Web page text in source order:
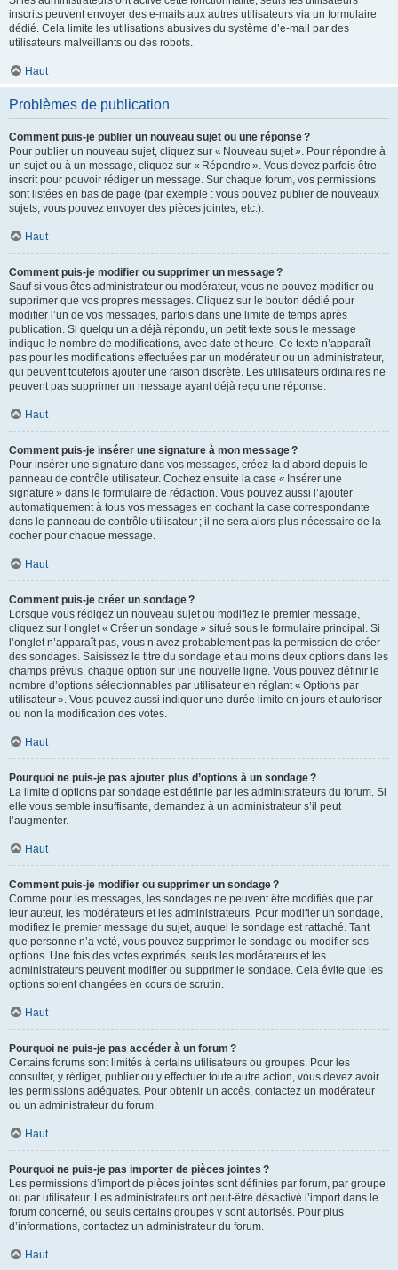
inscrits peuvent envoyer des e-mails aux autres utilisateurs via un formulaire
dédié. Cela limite les utilisations abusives du système d’e-mail par des
utilisateurs malveillants ou des robots.
Haut
Problèmes de publication
Comment puis-je publier un nouveau sujet ou une réponse ?
Pour publier un nouveau sujet, cliquez sur « Nouveau sujet ». Pour répondre à
un sujet ou à un message, cliquez sur « Répondre ». Vous devez parfois être
inscrit pour pouvoir rédiger un message. Sur chaque forum, vos permissions
sont listées en bas de page (par exemple : vous pouvez publier de nouveaux
sujets, vous pouvez envoyer des pièces jointes, etc.).
Haut
Comment puis-je modifier ou supprimer un message ?
Sauf si vous êtes administrateur ou modérateur, vous ne pouvez modifier ou
supprimer que vos propres messages. Cliquez sur le bouton dédié pour
modifier l’un de vos messages, parfois dans une limite de temps après
publication. Si quelqu’un a déjà répondu, un petit texte sous le message
indique le nombre de modifications, avec date et heure. Ce texte n’apparaît
pas pour les modifications effectuées par un modérateur ou un administrateur,
qui peuvent toutefois ajouter une raison discrète. Les utilisateurs ordinaires ne
peuvent pas supprimer un message ayant déjà reçu une réponse.
Haut
Comment puis-je insérer une signature à mon message ?
Pour insérer une signature dans vos messages, créez-la d’abord depuis le
panneau de contrôle utilisateur. Cochez ensuite la case « Insérer une
signature » dans le formulaire de rédaction. Vous pouvez aussi l’ajouter
automatiquement à tous vos messages en cochant la case correspondante
dans le panneau de contrôle utilisateur ; il ne sera alors plus nécessaire de la
cocher pour chaque message.
Haut
Comment puis-je créer un sondage ?
Lorsque vous rédigez un nouveau sujet ou modifiez le premier message,
cliquez sur l’onglet « Créer un sondage » situé sous le formulaire principal. Si
l’onglet n’apparaît pas, vous n’avez probablement pas la permission de créer
des sondages. Saisissez le titre du sondage et au moins deux options dans les
champs prévus, chaque option sur une nouvelle ligne. Vous pouvez définir le
nombre d’options sélectionnables par utilisateur en réglant « Options par
utilisateur ». Vous pouvez aussi indiquer une durée limite en jours et autoriser
ou non la modification des votes.
Haut
Pourquoi ne puis-je pas ajouter plus d’options à un sondage ?
La limite d’options par sondage est définie par les administrateurs du forum. Si
elle vous semble insuffisante, demandez à un administrateur s’il peut
l’augmenter.
Haut
Comment puis-je modifier ou supprimer un sondage ?
Comme pour les messages, les sondages ne peuvent être modifiés que par
leur auteur, les modérateurs et les administrateurs. Pour modifier un sondage,
modifiez le premier message du sujet, auquel le sondage est rattaché. Tant
que personne n’a voté, vous pouvez supprimer le sondage ou modifier ses
options. Une fois des votes exprimés, seuls les modérateurs et les
administrateurs peuvent modifier ou supprimer le sondage. Cela évite que les
options soient changées en cours de scrutin.
Haut
Pourquoi ne puis-je pas accéder à un forum ?
Certains forums sont limités à certains utilisateurs ou groupes. Pour les
consulter, y rédiger, publier ou y effectuer toute autre action, vous devez avoir
les permissions adéquates. Pour obtenir un accès, contactez un modérateur
ou un administrateur du forum.
Haut
Pourquoi ne puis-je pas importer de pièces jointes ?
Les permissions d’import de pièces jointes sont définies par forum, par groupe
ou par utilisateur. Les administrateurs ont peut-être désactivé l’import dans le
forum concerné, ou seuls certains groupes y sont autorisés. Pour plus
d’informations, contactez un administrateur du forum.
Haut